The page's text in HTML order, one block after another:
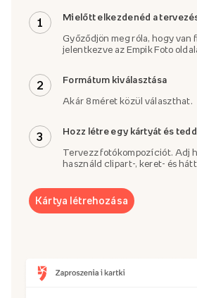
1 Mielőtt elkezdenéd a
Győződjön meg róla, hogy van
jelentkezve az Empik Foto
2 Formátum kiválasztása
Akár 8 méret közül választhat.
3 Hozz létre egy kártyát és
Tervezz fotókompozíciót. Adj
használd clipart-, keret- és
Kártya létrehozása